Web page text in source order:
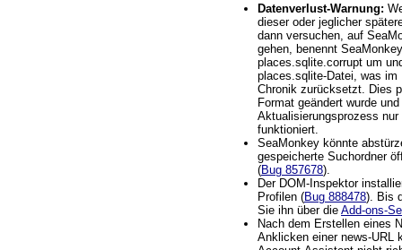
Datenverlust-Warnung:
dieser oder jeglicher
dann versuchen, auf
gehen, benennt
places.sqlite.corrupt um
places.sqlite-Datei, was im
Chronik zurücksetzt. Dies
Format geändert wurde und
Aktualisierungsprozess
funktioniert.
SeaMonkey könnte
gespeicherte Suchordner
(Bug 857678).
Der DOM-Inspektor
Profilen (Bug 888478). Bis
Sie ihn über die Add-ons-
Nach dem Erstellen eines
Anklicken einer news-URL